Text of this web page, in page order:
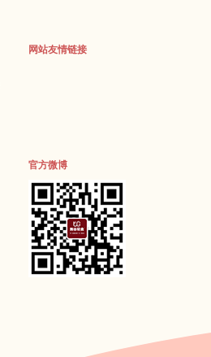
网站友情链接
官方微博